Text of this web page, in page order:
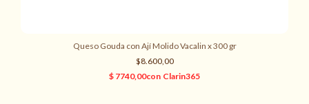
Queso Gouda con Ají Molido Vacalin x 300 gr
$8.600,00